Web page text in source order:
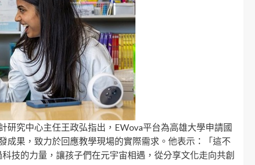
研究中心主任王政弘指出，EWova平台為高雄大學申請國
成果，致力於回應教學現場的實際需求。他表示：「這不
技的力量，讓孩子們在元宇宙相遇，從分享文化走向共創